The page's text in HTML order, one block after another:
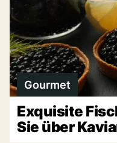
Gourmet
Exquisite
Sie über